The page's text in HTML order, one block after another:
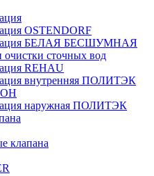
OSTENDORF
БЕЛАЯ БЕСШУМНАЯ
очистки сточных вод
REHAU
внутренняя ПОЛИТЭК
наружная ПОЛИТЭК
клапана